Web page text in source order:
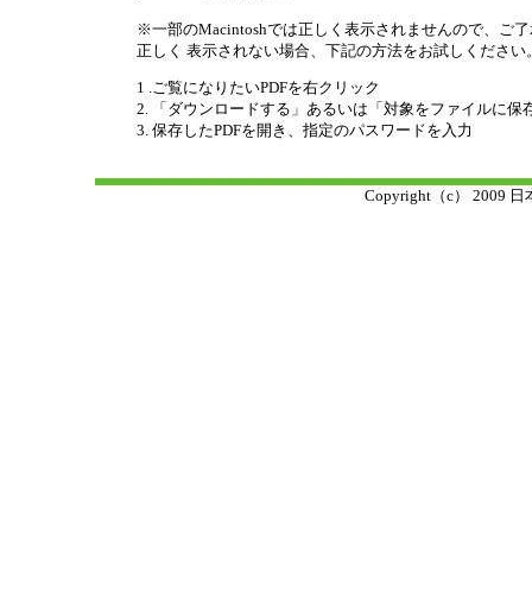
※一部のMacintoshでは正しく表示されませんので、ご
正しく 表示されない場合、下記の方法をお試しください
1 .ご覧になりたいPDFを右クリック
2. 「ダウンロードする」あるいは「対象をファイルに保
3. 保存したPDFを開き、指定のパスワードを入力
Copyright（c） 2009 日